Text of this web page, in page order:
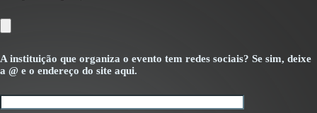
A instituição que organiza o evento tem redes sociais? Se sim, deixe
a @ e o endereço do site aqui.